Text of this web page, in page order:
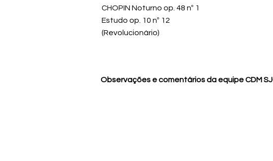
CHOPIN Noturno op. 48 nº 1
Estudo op. 10 nº 12
(Revolucionário)
Observações e comentários da equipe CDM